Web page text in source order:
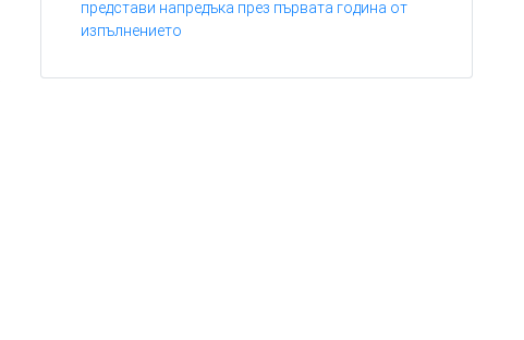
представи напредъка през първата година от
изпълнението